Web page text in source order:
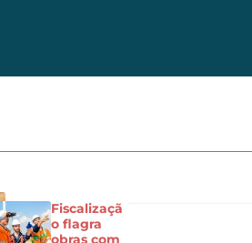
Fiscalizaçã
o flagra
obras com